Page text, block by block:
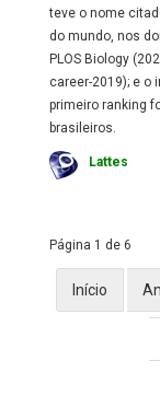
teve o nome
do mundo, nos
PLOS Biology
career-2019); e o
primeiro ranking
brasileiros.
Lattes
Página 1 de 6
Início